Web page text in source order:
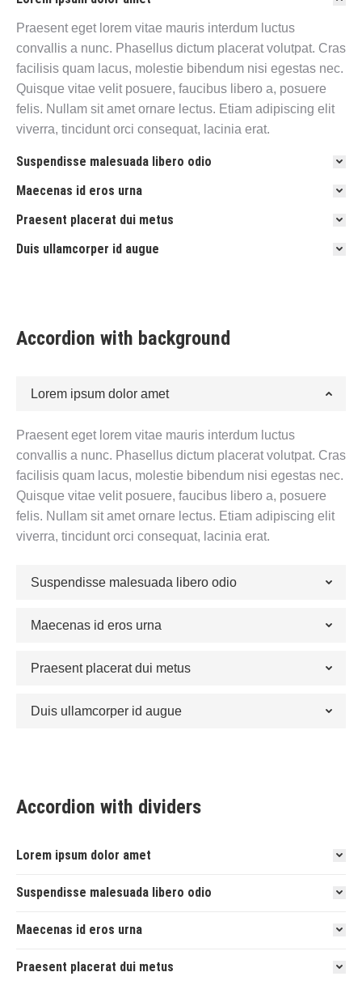
Praesent eget lorem vitae mauris interdum luctus
convallis a nunc. Phasellus dictum placerat volutpat. Cras
facilisis quam lacus, molestie bibendum nisi egestas nec.
Quisque vitae velit posuere, faucibus libero a, posuere
felis. Nullam sit amet ornare lectus. Etiam adipiscing elit
viverra, tincidunt orci consequat, lacinia erat.
Suspendisse malesuada libero odio
Maecenas id eros urna
Praesent placerat dui metus
Duis ullamcorper id augue
Accordion with background
Lorem ipsum dolor amet
Praesent eget lorem vitae mauris interdum luctus
convallis a nunc. Phasellus dictum placerat volutpat. Cras
facilisis quam lacus, molestie bibendum nisi egestas nec.
Quisque vitae velit posuere, faucibus libero a, posuere
felis. Nullam sit amet ornare lectus. Etiam adipiscing elit
viverra, tincidunt orci consequat, lacinia erat.
Suspendisse malesuada libero odio
Maecenas id eros urna
Praesent placerat dui metus
Duis ullamcorper id augue
Accordion with dividers
Lorem ipsum dolor amet
Suspendisse malesuada libero odio
Maecenas id eros urna
Praesent placerat dui metus